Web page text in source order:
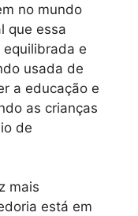
no mundo
que essa
e
usada de
a educação e
as crianças
de
mais
está em